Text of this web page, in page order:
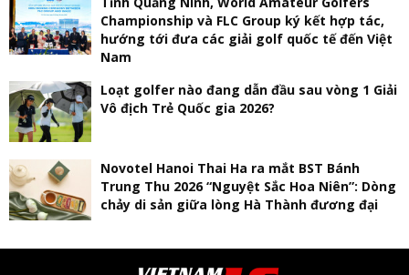
Championship và FLC Group ký kết hợp tác,
hướng tới đưa các giải golf quốc tế đến Việt
Nam
Loạt golfer nào đang dẫn đầu sau vòng 1 Giải
Vô địch Trẻ Quốc gia 2026?
Novotel Hanoi Thai Ha ra mắt BST Bánh
Trung Thu 2026 “Nguyệt Sắc Hoa Niên”: Dòng
chảy di sản giữa lòng Hà Thành đương đại